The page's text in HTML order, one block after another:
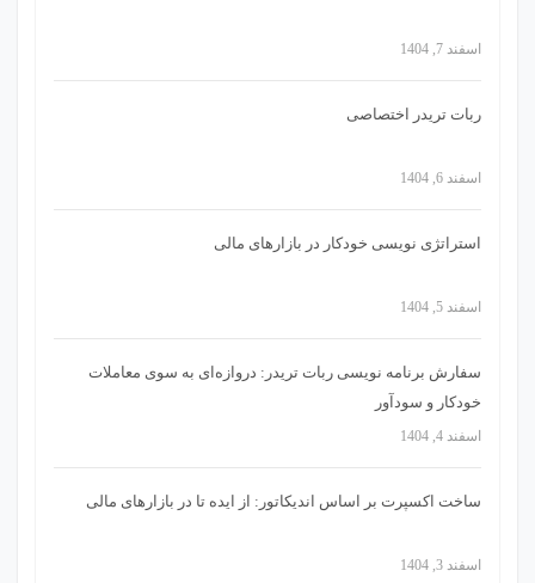
اسفند 7, 1404
ربات تریدر اختصاصی
اسفند 6, 1404
استراتژی‌ نویسی خودکار در بازارهای مالی
اسفند 5, 1404
سفارش برنامه نویسی ربات تریدر: دروازه‌ای به سوی معاملات
خودکار و سودآور
اسفند 4, 1404
ساخت اکسپرت بر اساس اندیکاتور: از ایده تا در بازارهای مالی
اسفند 3, 1404